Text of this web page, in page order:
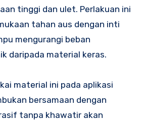
tinggi dan ulet. Perlakuan ini
tahan aus dengan inti
mengurangi beban
daripada material keras.
material ini pada aplikasi
bersamaan dengan
tanpa khawatir akan